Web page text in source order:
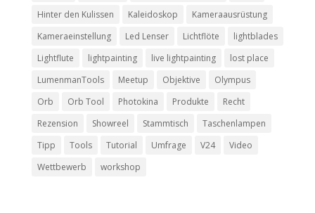
Hinter den Kulissen
Kaleidoskop
Kameraausrüstung
Kameraeinstellung
Led Lenser Lichtflöte
lightblades
Lightflute
lightpainting live lightpainting
lost place
LumenmanTools
Meetup Objektive
Olympus
Orb
Orb Tool Photokina Produkte
Recht
Rezension
Showreel Stammtisch
Taschenlampen
Tipp
Tools Tutorial Umfrage V24
Video
Wettbewerb
workshop